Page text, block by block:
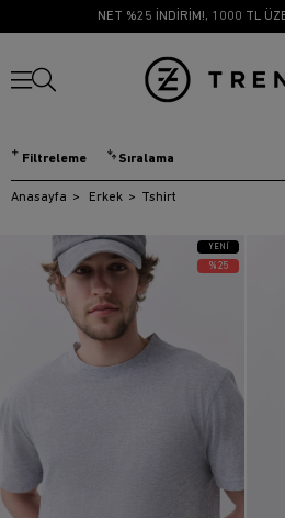
NET %25 İNDİRİM!, 1000 TL
Anasayfa Erkek Tshirt
Filtreleme Sıralama
YENI
ÜRÜN
%25